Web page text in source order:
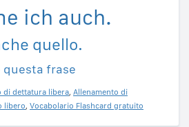
ich auch.
quello.
questa frase
di dettatura libera, Allenamento di
libero, Vocabolario Flashcard gratuito